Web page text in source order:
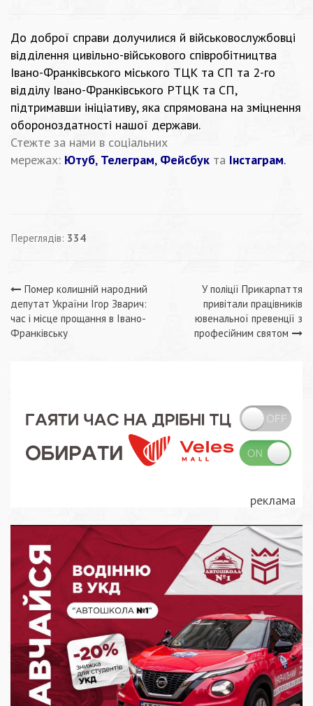
До доброї справи долучилися й військовослужбовці
відділення цивільно-військового співробітництва
Івано-Франківського міського ТЦК та СП та 2-го
відділу Івано-Франківського РТЦК та СП,
підтримавши ініціативу, яка спрямована на зміцнення
обороноздатності нашої держави.
Стежте за нами в соціальних
мережах: Ютуб, Телеграм, Фейсбук та Інстаграм.
Переглядів: 334
Навігація
записів
Помер колишній народний
депутат України Ігор Зварич:
час і місце прощання в Івано-
Франківську
У поліції Прикарпаття
привітали працівників
ювенальної превенції з
професійним святом